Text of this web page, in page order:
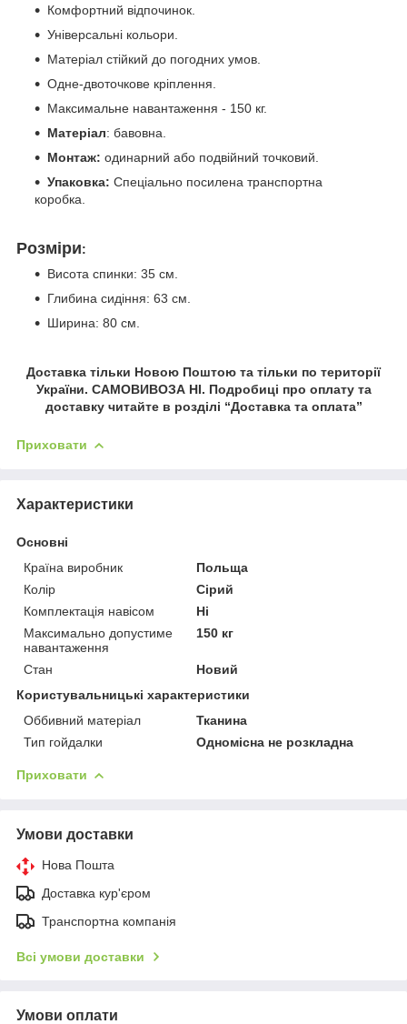
Комфортний відпочинок.
Універсальні кольори.
Матеріал стійкий до погодних умов.
Одне-двоточкове кріплення.
Максимальне навантаження - 150 кг.
Матеріал: бавовна.
Монтаж: одинарний або подвійний точковий.
Упаковка: Спеціально посилена транспортна
коробка.
Розміри:
Висота спинки: 35 см.
Глибина сидіння: 63 см.
Ширина: 80 см.
Доставка тільки Новою Поштою та тільки по території
України. САМОВИВОЗА НІ. Подробиці про оплату та
доставку читайте в розділі “Доставка та оплата”
Приховати
Характеристики
Основні
Країна виробник
Польща
Колір
Сірий
Комплектація навісом
Ні
Максимально допустиме
навантаження
150 кг
Стан
Новий
Користувальницькі характеристики
Оббивний матеріал
Тканина
Тип гойдалки
Одномісна не розкладна
Приховати
Умови доставки
Нова Пошта
Доставка кур'єром
Транспортна компанія
Всі умови доставки
Умови оплати